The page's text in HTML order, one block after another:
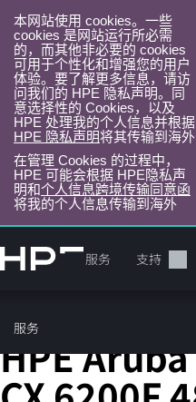
本网站使用 cookies。一些
cookies 是网站运行所必需
的，而其他非必要的 cookies
可用于个性化和增强您的用户
体验。要了解更多信息，请访
问我们的 HPE 隐私声明。同
意选择性的 Cookies，以及
HPE 处理我的个人信息并根据
HPE 隐私声明将其传输到海外
在管理 Cookies 的过程中，
HPE 可能会根据 HPE隐私声
明和个人信息跨境传输同意函
将我的个人信息传输到海外
转
到
目
录
产品 服务 支持
服务
固定端口 L3 托管以太网交换机
HPE